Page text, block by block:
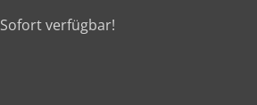
Sofort verfügbar!